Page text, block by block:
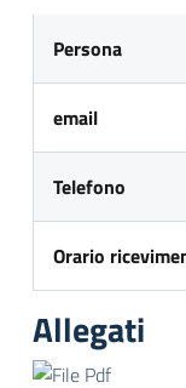
Persona
email
Telefono
Orario
Allegati